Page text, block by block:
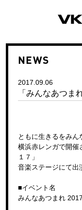
NEWS
2017.09.06
「みんなあつま
ともに生きるをみん
横浜赤レンガで開催
１７」
音楽ステージにて出
■イベント名
みんなあつまれ 2017